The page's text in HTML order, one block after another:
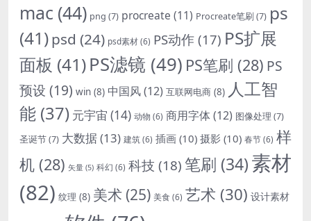
mac (44) png (7) procreate (11) Procreate笔刷(7) ps
(41)psd (24) psd素材(6) PS动作 (17) PS扩展
面板 (41)PS滤镜 (49) PS笔刷 (28) PS
预设 (19) win (8) 中国风(12) 互联网电商 (8) 人工智
能 (37) 元宇宙 (14) 动物 (6) 商用字体(12) 图像处理 (7)
圣诞节(7) 大数据(13) 建筑(6) 插画 (10) 摄影 (10) 春节(6) 样
机 (28) 矢量 (5) 科幻 (6) 科技 (18) 笔刷 (34)素材
(82) 纹理 (8) 美术 (25) 美食 (6) 艺术 (30) 设计素材